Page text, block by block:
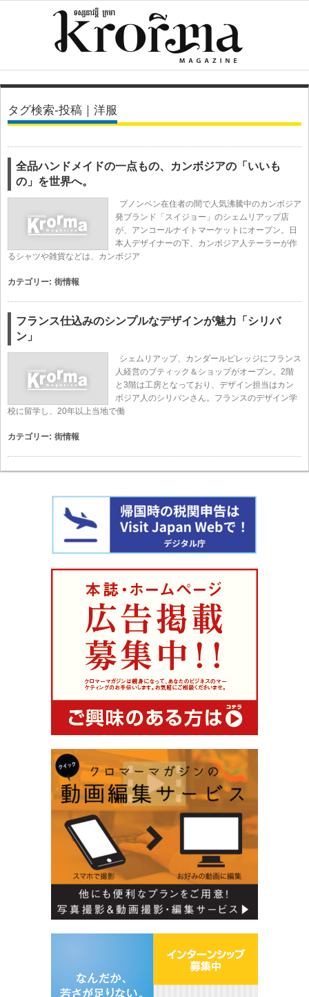
タグ検索-投稿｜洋服
全品ハンドメイドの一点もの、カンボジアの「いいも
の」を世界へ。
プノンペン在住者の間で人気沸騰中のカンボジア
発ブランド「スイジョー」のシェムリアップ店
が、アンコールナイトマーケットにオープン。日
本人デザイナーの下、カンボジア人テーラーが作
るシャツや雑貨などは、カンボジア
カテゴリー: 街情報
フランス仕込みのシンプルなデザインが魅力「シリバ
ン」
シェムリアップ、カンダールビレッジにフランス
人経営のブティック＆ショップがオープン。2階
と3階は工房となっており、デザイン担当はカン
ボジア人のシリバンさん。フランスのデザイン学
校に留学し、20年以上当地で働
カテゴリー: 街情報